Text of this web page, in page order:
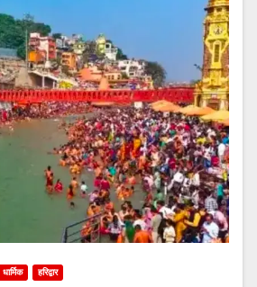
धार्मिक हरिद्वार